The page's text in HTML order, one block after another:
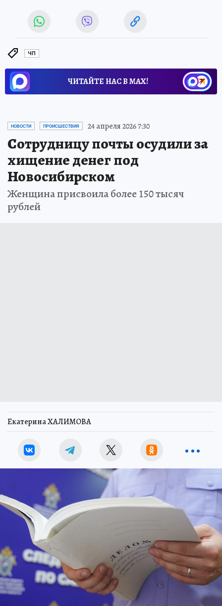
ЧП
ЧИТАЙТЕ НАС В МАХ!
НОВОСТИ ПРОИСШЕСТВИЯ 24 апреля 2026 7:30
Сотрудницу почты осудили за
хищение денег под
Новосибирском
Женщина присвоила более 150 тысяч
рублей
Екатерина ХАЛИМОВА